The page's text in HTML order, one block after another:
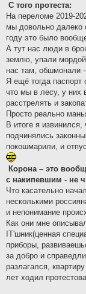
С того протеста:
На переломе 2019-
мы довольно далеко
году это было
А тут нас люди в
землю, упали мордой
нас там, обшмонали
Я ещё тогда паспорт
что мы в лесу, у них
расстрелять и
Просто реально
В итоге я
подчинялись
покошмарили, и
Корона – это
с накипевшим - не
Что касательно
несколькими
и непонимание
Как они мне
IT'шник(ценная
приборы,
за добро и
разлагался,
лет ходил